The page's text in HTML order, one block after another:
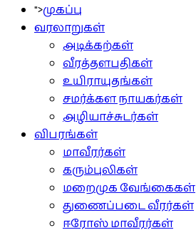
">முகப்பு
வரலாறுகள்
அடிக்கற்கள்
வீரத்தளபதிகள்
உயிராயுதங்கள்
சமர்க்கள நாயகர்கள்
அழியாச்சுடர்கள்
விபரங்கள்
மாவீரர்கள்
கரும்புலிகள்
மறைமுக வேங்கைகள்
துணைப்படை வீரர்கள்
ஈரோஸ் மாவீரர்கள்